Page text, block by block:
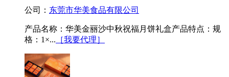
公司： 东莞市华美食品有限公司
产品名称：华美金丽沙中秋祝福月饼礼盒产品特点：规
格：1×... ［我要代理］